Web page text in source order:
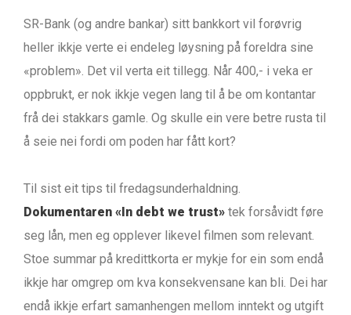
SR-Bank (og andre bankar) sitt bankkort vil forøvrig
heller ikkje verte ei endeleg løysning på foreldra sine
«problem». Det vil verta eit tillegg. Når 400,- i veka er
oppbrukt, er nok ikkje vegen lang til å be om kontantar
frå dei stakkars gamle. Og skulle ein vere betre rusta til
å seie nei fordi om poden har fått kort?
Til sist eit tips til fredagsunderhaldning.
Dokumentaren «In debt we trust» tek forsåvidt føre
seg lån, men eg opplever likevel filmen som relevant.
Stoe summar på kredittkorta er mykje for ein som endå
ikkje har omgrep om kva konsekvensane kan bli. Dei har
endå ikkje erfart samanhengen mellom inntekt og utgift